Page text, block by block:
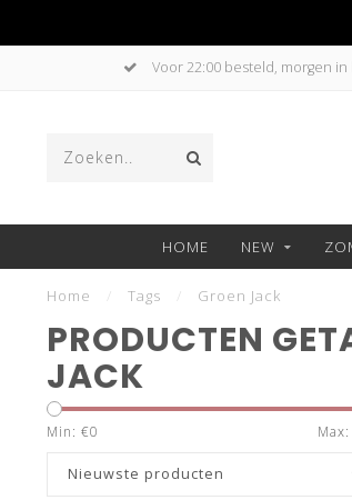
Voor 22:00 besteld, morgen in
HOME NEW
Home Tags Groen Jack
PRODUCTEN
JACK
Min: €0
Nieuwste producten